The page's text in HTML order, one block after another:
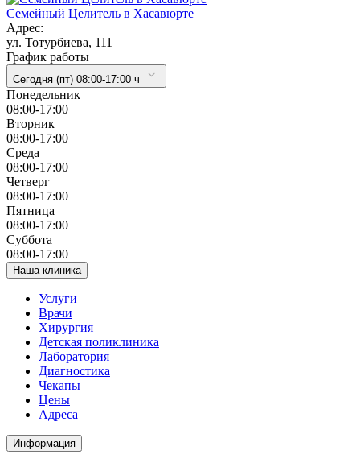
Семейный Целитель в Хасавюрте
Адрес:
ул. Тотурбиева, 111
График работы
Сегодня (пт) 08:00-17:00 ч
Понедельник
08:00-17:00
Вторник
08:00-17:00
Cреда
08:00-17:00
Четверг
08:00-17:00
Пятница
08:00-17:00
Суббота
08:00-17:00
Наша клиника
Услуги
Врачи
Хирургия
Детская поликлиника
Лаборатория
Диагностика
Чекапы
Цены
Адреса
Информация